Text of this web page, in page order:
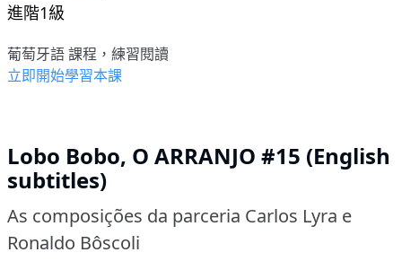
進階1級
葡萄牙語 課程，練習閱讀
立即開始學習本課
Lobo Bobo, O ARRANJO #15 (English
subtitles)
As composições da parceria Carlos Lyra e
Ronaldo Bôscoli